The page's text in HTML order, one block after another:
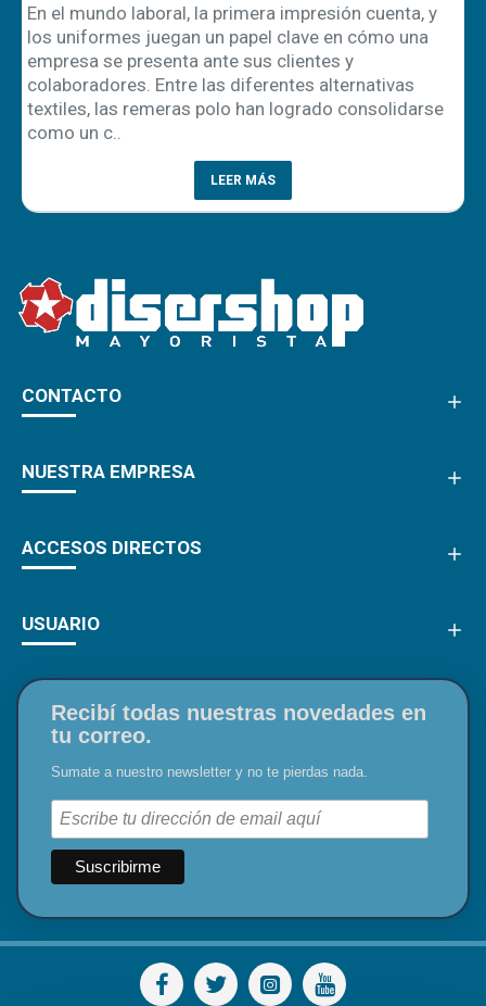
En el mundo laboral, la primera impresión cuenta, y
los uniformes juegan un papel clave en cómo una
empresa se presenta ante sus clientes y
colaboradores. Entre las diferentes alternativas
textiles, las remeras polo han logrado consolidarse
como un c..
LEER MÁS
CONTACTO
NUESTRA EMPRESA
ACCESOS DIRECTOS
USUARIO
Recibí todas nuestras novedades en
tu correo.
Sumate a nuestro newsletter y no te pierdas nada.